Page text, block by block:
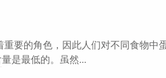
要的角色，因此人们对不同食物中
是最低的。虽然...